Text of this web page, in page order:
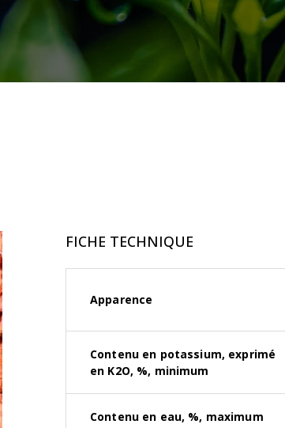
FICHE TECHNIQUE
Apparence
Contenu en potassium, exprimé
en K2O, %, minimum
Contenu en eau, %, maximum